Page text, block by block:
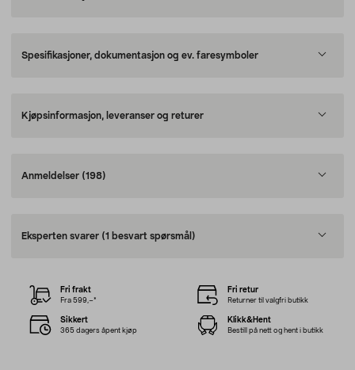
Spesifikasjoner, dokumentasjon og ev. faresymboler
Kjøpsinformasjon, leveranser og returer
Anmeldelser (198)
Eksperten svarer (1 besvart spørsmål)
Fri frakt
Fra 599,–*
Fri retur
Returner til valgfri butikk
Sikkert
365 dagers åpent kjøp
Klikk&Hent
Bestill på nett og hent i butikk